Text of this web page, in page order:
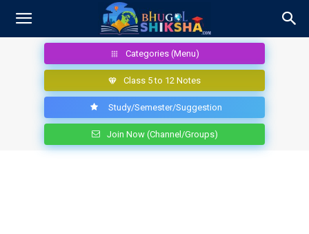
Categories (Menu)
Class 5 to 12 Notes
Study/Semester/Suggestion
Join Now (Channel/Groups)